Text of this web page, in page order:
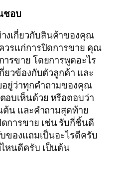
ชอบ
งเกี่ยวกับสินค้าของคุณ
วรแก่การปิดการขาย คุณ
รขาย โดยการพูดอะไร
ยวข้องกับตัวลูกค้า และ
อยู่ว่าทุกคำถามของคุณ
บเห็นด้วย หรือตอบว่า
ต้น และคำถามสุดท้าย
การขาย เช่น รับกี่ชิ้นดี
ของแถมเป็นอะไรดีครับ
หนดีครับ เป็นต้น